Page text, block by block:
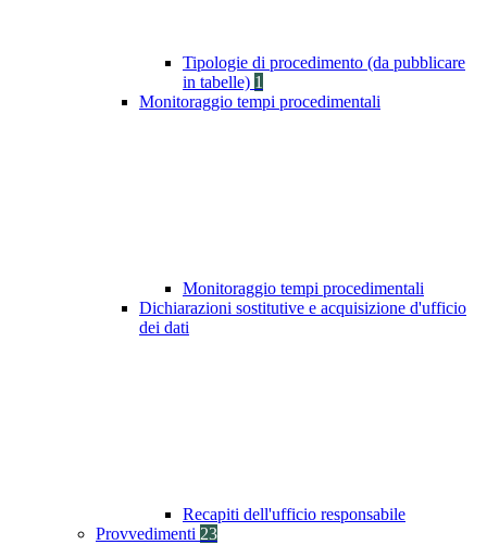
Tipologie di procedimento (da pubblicare
in tabelle) 1
Monitoraggio tempi procedimentali
Monitoraggio tempi procedimentali
Dichiarazioni sostitutive e acquisizione d'ufficio
dei dati
Recapiti dell'ufficio responsabile
Provvedimenti 23